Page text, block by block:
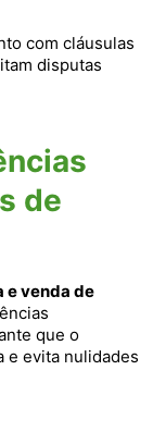
com cláusulas
disputas
de
e venda de
que o
e evita nulidades